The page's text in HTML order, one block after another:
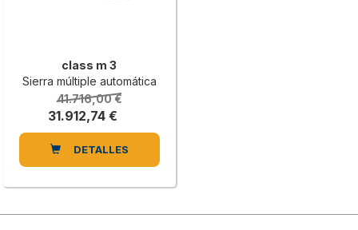
class m 3
Sierra múltiple automática
41.716,00 €
31.912,74 €
DETALLES